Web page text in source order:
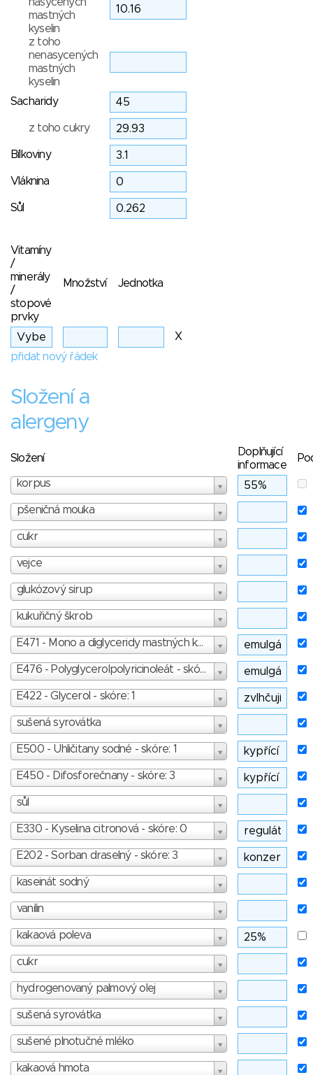
mastných
kyselin
z toho
nenasycených
mastných
kyselin
Sacharidy
z toho cukry
Bílkoviny
Vláknina
Sůl
Vitamíny
/
minerály
/
stopové
prvky
Množství Jednotka
X
přidat nový řádek
Složení a
alergeny
Složení
Doplňující
informace
korpus
pšeničná mouka
cukr
vejce
glukózový sirup
kukuřičný škrob
E471 - Mono a diglyceridy mastných kyselin - skóre: 1
E476 - Polyglycerolpolyricinoleát - skóre: 3
E422 - Glycerol - skóre: 1
sušená syrovátka
E500 - Uhličitany sodné - skóre: 1
E450 - Difosforečnany - skóre: 3
sůl
E330 - Kyselina citronová - skóre: 0
E202 - Sorban draselný - skóre: 3
kaseinát sodný
vanilin
kakaová poleva
cukr
hydrogenovaný palmový olej
sušená syrovátka
sušené plnotučné mléko
kakaová hmota